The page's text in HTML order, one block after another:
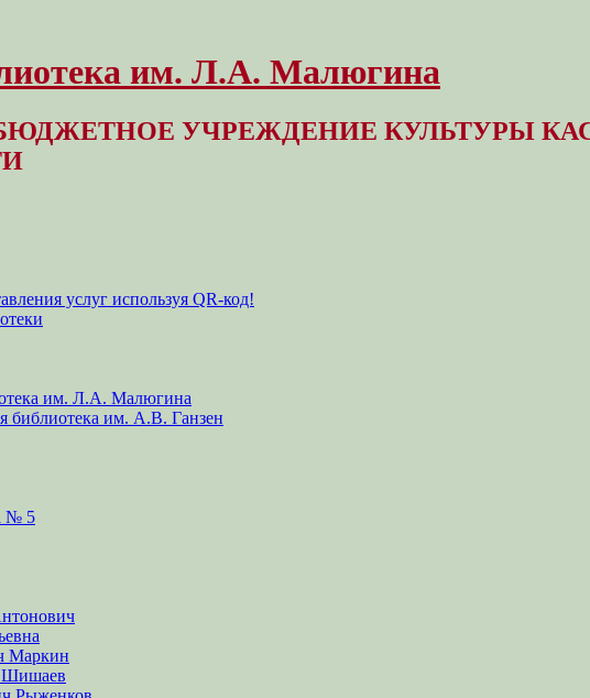
им. Л.А. Малюгина
УЧРЕЖДЕНИЕ КУЛЬТУРЫ
услуг используя QR-код!
им. Л.А. Малюгина
библиотека им. А.В. Ганзен
№ 5
Маркин
Шишаев